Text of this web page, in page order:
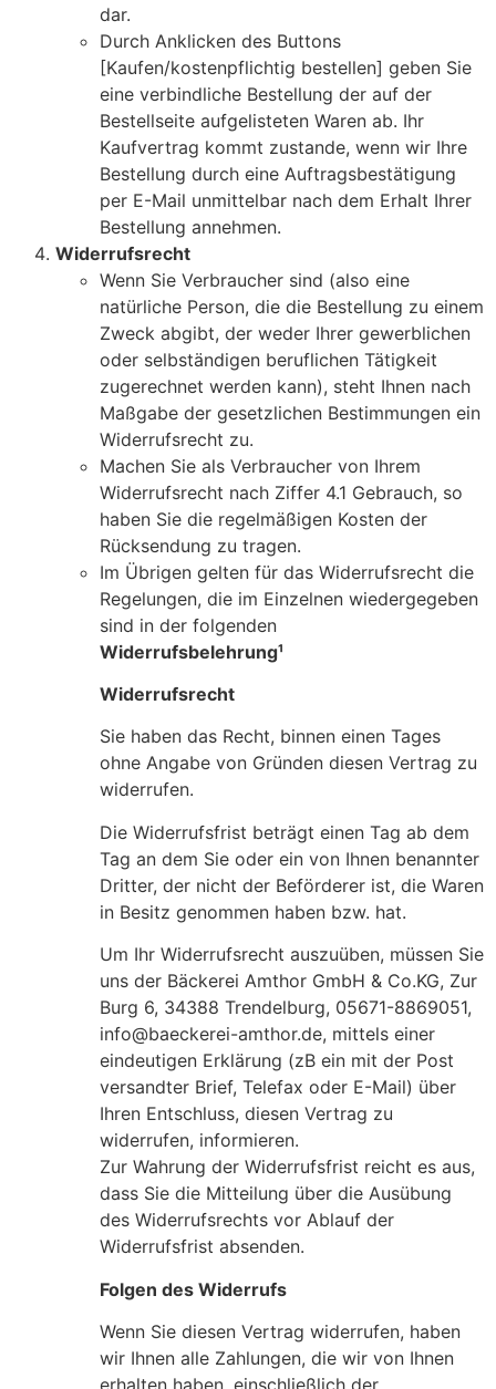
dar.
Durch Anklicken des Buttons
[Kaufen/kostenpflichtig bestellen] geben Sie
eine verbindliche Bestellung der auf der
Bestellseite aufgelisteten Waren ab. Ihr
Kaufvertrag kommt zustande, wenn wir Ihre
Bestellung durch eine Auftragsbestätigung
per E-Mail unmittelbar nach dem Erhalt Ihrer
Bestellung annehmen.
Widerrufsrecht
Wenn Sie Verbraucher sind (also eine
natürliche Person, die die Bestellung zu einem
Zweck abgibt, der weder Ihrer gewerblichen
oder selbständigen beruflichen Tätigkeit
zugerechnet werden kann), steht Ihnen nach
Maßgabe der gesetzlichen Bestimmungen ein
Widerrufsrecht zu.
Machen Sie als Verbraucher von Ihrem
Widerrufsrecht nach Ziffer 4.1 Gebrauch, so
haben Sie die regelmäßigen Kosten der
Rücksendung zu tragen.
Im Übrigen gelten für das Widerrufsrecht die
Regelungen, die im Einzelnen wiedergegeben
sind in der folgenden
Widerrufsbelehrung¹
Widerrufsrecht
Sie haben das Recht, binnen einen Tages
ohne Angabe von Gründen diesen Vertrag zu
widerrufen.
Die Widerrufsfrist beträgt einen Tag ab dem
Tag an dem Sie oder ein von Ihnen benannter
Dritter, der nicht der Beförderer ist, die Waren
in Besitz genommen haben bzw. hat.
Um Ihr Widerrufsrecht auszuüben, müssen Sie
uns der Bäckerei Amthor GmbH & Co.KG, Zur
Burg 6, 34388 Trendelburg, 05671-8869051,
info@baeckerei-amthor.de, mittels einer
eindeutigen Erklärung (zB ein mit der Post
versandter Brief, Telefax oder E-Mail) über
Ihren Entschluss, diesen Vertrag zu
widerrufen, informieren.
Zur Wahrung der Widerrufsfrist reicht es aus,
dass Sie die Mitteilung über die Ausübung
des Widerrufsrechts vor Ablauf der
Widerrufsfrist absenden.
Folgen des Widerrufs
Wenn Sie diesen Vertrag widerrufen, haben
wir Ihnen alle Zahlungen, die wir von Ihnen
erhalten haben, einschließlich der